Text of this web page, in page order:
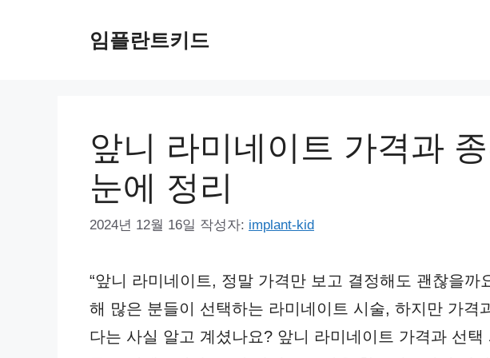
임플란트키드
앞니 라미네이트 가격과
눈에 정리
2024년 12월 16일 작성자: implant-kid
“앞니 라미네이트, 정말 가격만 보고 결정해도 괜찮을까
해 많은 분들이 선택하는 라미네이트 시술, 하지만 가격
다는 사실 알고 계셨나요? 앞니 라미네이트 가격과 선택